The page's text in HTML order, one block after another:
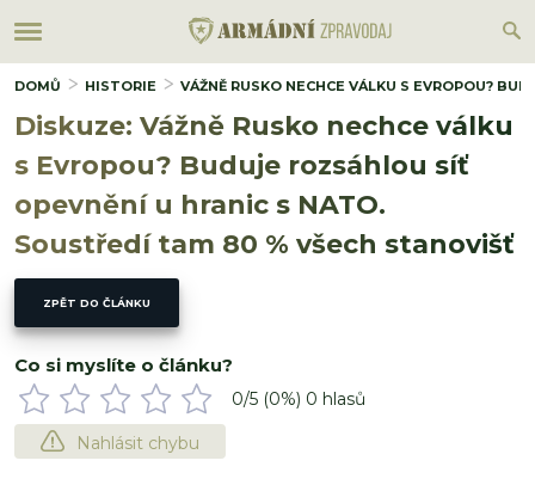
DOMŮ HISTORIE VÁŽNĚ RUSKO NECHCE VÁLKU S EVROPOU?
Diskuze: Vážně Rusko nechce válku
s Evropou? Buduje rozsáhlou síť
opevnění u hranic s NATO.
Soustředí tam 80 % všech stanovišť
ZPĚT DO ČLÁNKU
Co si myslíte o článku?
0/5 (0%) 0 hlasů
Nahlásit chybu